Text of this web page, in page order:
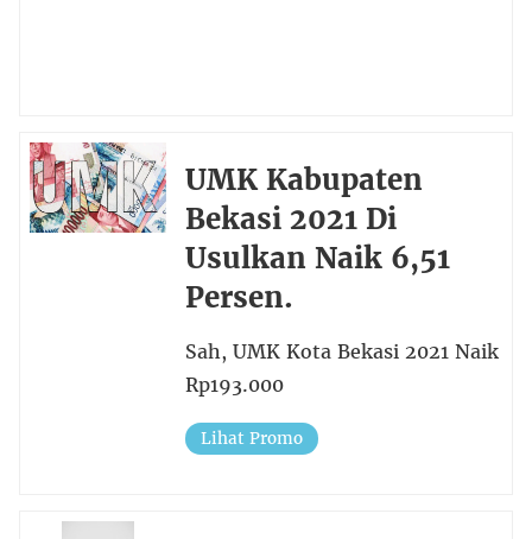
UMK Kabupaten
Bekasi 2021 Di
Usulkan Naik 6,51
Persen.
Sah, UMK Kota Bekasi 2021 Naik
Rp193.000
Lihat Promo